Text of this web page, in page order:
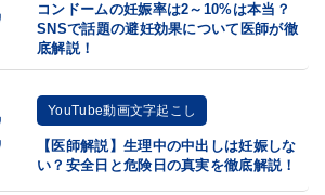
コンドームの妊娠率は2～10%は本当？
SNSで話題の避妊効果について医師が徹
底解説！
YouTube動画文字起こし
【医師解説】生理中の中出しは妊娠しな
い？安全日と危険日の真実を徹底解説！